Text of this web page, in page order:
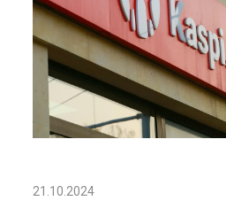
21.10.2024